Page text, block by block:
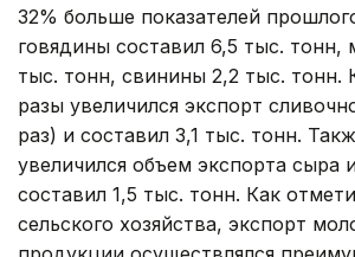
32% больше показателей
говядины составил 6,5 тыс. тонн,
тыс. тонн, свинины 2,2 тыс. тонн.
разы увеличился экспорт
раз) и составил 3,1 тыс. тонн.
увеличился объем экспорта сыра
составил 1,5 тыс. тонн. Как
сельского хозяйства, экспорт